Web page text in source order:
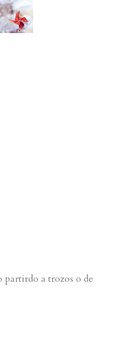
partirdo a trozos o de